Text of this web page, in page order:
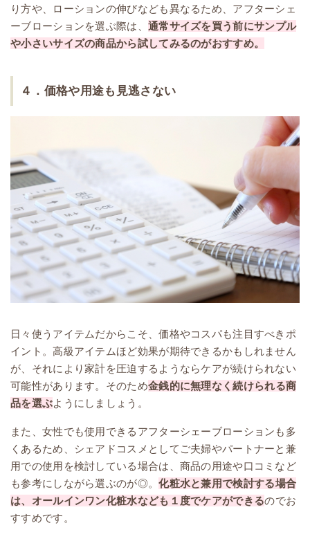
り方や、ローションの伸びなども異なるため、アフターシェ
ーブローションを選ぶ際は、 通常サイズを買う前にサンプル
や小さいサイズの商品から試してみるのがおすすめ。
４．価格や用途も見逃さない
日々使うアイテムだからこそ、価格やコスパも注目すべきポ
イント。高級アイテムほど効果が期待できるかもしれません
が、それにより家計を圧迫するようならケアが続けられない
可能性があります。そのため金銭的に無理なく続けられる商
品を選ぶようにしましょう。
また、女性でも使用できるアフターシェーブローションも多
くあるため、シェアドコスメとしてご夫婦やパートナーと兼
用での使用を検討している場合は、商品の用途や口コミなど
も参考にしながら選ぶのが◎。化粧水と兼用で検討する場合
は、オールインワン化粧水なども１度でケアができるのでお
すすめです。